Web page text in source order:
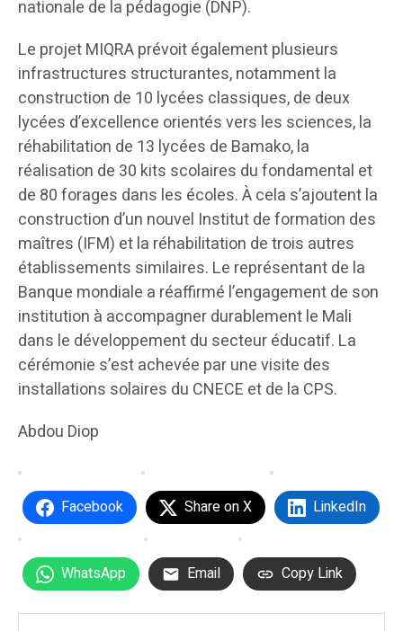
nationale de la pédagogie (DNP).
Le projet MIQRA prévoit également plusieurs
infrastructures structurantes, notamment la
construction de 10 lycées classiques, de deux
lycées d’excellence orientés vers les sciences, la
réhabilitation de 13 lycées de Bamako, la
réalisation de 30 kits scolaires du fondamental et
de 80 forages dans les écoles. À cela s’ajoutent la
construction d’un nouvel Institut de formation des
maîtres (IFM) et la réhabilitation de trois autres
établissements similaires. Le représentant de la
Banque mondiale a réaffirmé l’engagement de son
institution à accompagner durablement le Mali
dans le développement du secteur éducatif. La
cérémonie s’est achevée par une visite des
installations solaires du CNECE et de la CPS.
Abdou Diop
Facebook Share on X LinkedIn
WhatsApp Email Copy Link